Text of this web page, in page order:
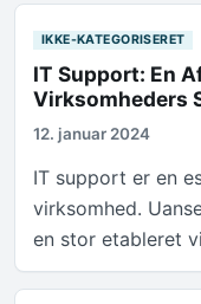
IKKE-KATEGORISERET
IT Support: En
Virksomheders
12. januar 2024
IT support er en
virksomhed.
en stor etableret